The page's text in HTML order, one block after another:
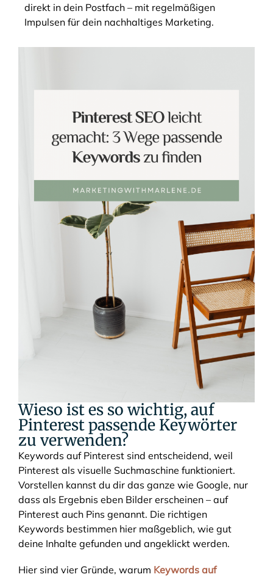
direkt in dein Postfach – mit regelmäßigen
Impulsen für dein nachhaltiges Marketing.
Wieso ist es so wichtig, auf
Pinterest passende Keywörter
zu verwenden?
Keywords auf Pinterest sind entscheidend, weil
Pinterest als visuelle Suchmaschine funktioniert.
Vorstellen kannst du dir das ganze wie Google, nur
dass als Ergebnis eben Bilder erscheinen – auf
Pinterest auch Pins genannt. Die richtigen
Keywords bestimmen hier maßgeblich, wie gut
deine Inhalte gefunden und angeklickt werden.
Hier sind vier Gründe, warum Keywords auf